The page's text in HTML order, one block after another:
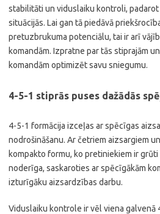
stabilitāti un viduslaiku kontroli,
situācijās. Lai gan tā piedāvā
pretuzbrukuma potenciālu, tai ir arī
komandām. Izpratne par tās stiprajām
komandām optimizēt savu sniegumu.
4-5-1 stiprās puses dažādās
4-5-1 formācija izceļas ar spēcīgas
nodrošināšanu. Ar četriem aizsargiem
kompakto formu, ko pretiniekiem ir
noderīga, saskaroties ar spēcīgākām
izturīgāku aizsardzības darbu.
Viduslaiku kontrole ir vēl viena galvenā